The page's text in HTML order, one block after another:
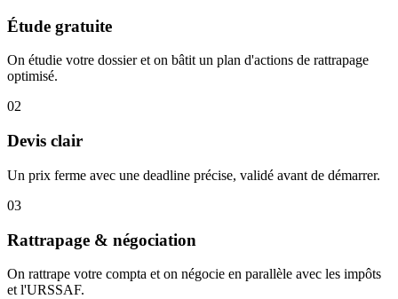
Étude gratuite
On étudie votre dossier et on bâtit un plan d'actions de rattrapage
optimisé.
02
Devis clair
Un prix ferme avec une deadline précise, validé avant de démarrer.
03
Rattrapage & négociation
On rattrape votre compta et on négocie en parallèle avec les impôts
et l'URSSAF.